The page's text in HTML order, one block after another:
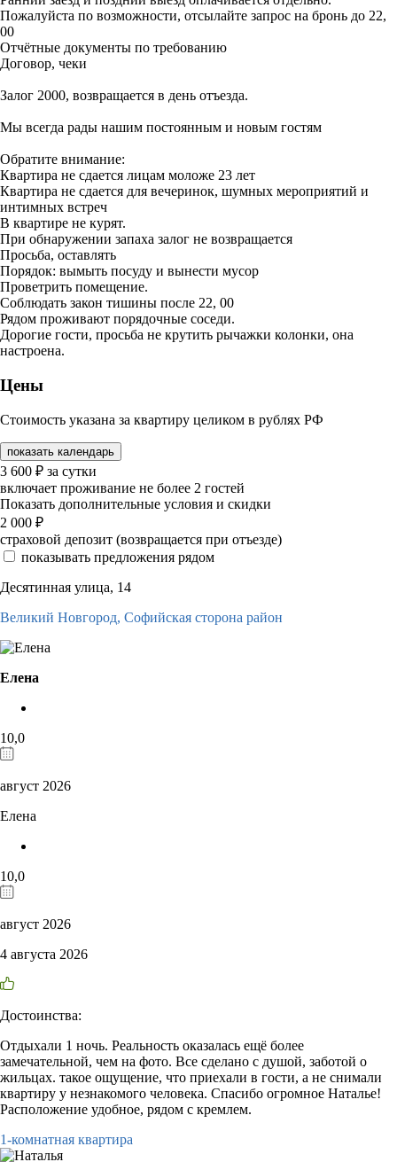
Пожалуйста по возможности, отсылайте запрос на бронь до 22,
00
Отчётные документы по требованию
Договор, чеки
Залог 2000, возвращается в день отъезда.
Мы всегда рады нашим постоянным и новым гостям
Обратите внимание:
Квартира не сдается лицам моложе 23 лет
Квартира не сдается для вечеринок, шумных мероприятий и
интимных встреч
В квартире не курят.
При обнаружении запаха залог не возвращается
Просьба, оставлять
Порядок: вымыть посуду и вынести мусор
Проветрить помещение.
Соблюдать закон тишины после 22, 00
Рядом проживают порядочные соседи.
Дорогие гости, просьба не крутить рычажки колонки, она
настроена.
Цены
Стоимость указана за квартиру целиком в рублях РФ
показать календарь
3 600 ₽ за сутки
включает проживание не более 2 гостей
Показать дополнительные условия и скидки
2 000 ₽
страховой депозит (возвращается при отъезде)
показывать предложения рядом
Десятинная улица, 14
Великий Новгород, Софийская сторона район
Елена
10,0
август 2026
Елена
10,0
август 2026
4 августа 2026
Достоинства:
Отдыхали 1 ночь. Реальность оказалась ещё более
замечательной, чем на фото. Все сделано с душой, заботой о
жильцах. такое ощущение, что приехали в гости, а не снимали
квартиру у незнакомого человека. Спасибо огромное Наталье!
Расположение удобное, рядом с кремлем.
1-комнатная квартира